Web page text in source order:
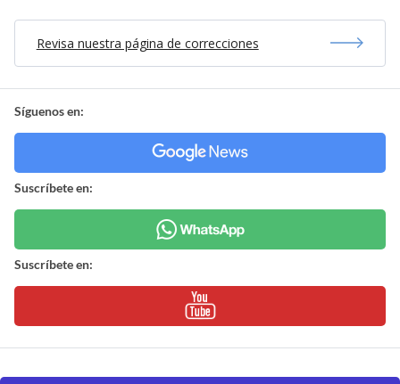
Revisa nuestra página de correcciones
Síguenos en:
Suscríbete en:
Suscríbete en: